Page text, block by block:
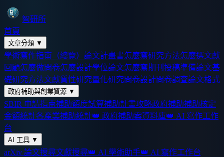
智研所
首頁
文章分類 ▼
學術寫作指南（總覽） 論文計畫書怎麼寫研究方法怎麼選文獻
回顧怎麼做問卷怎麼設計學位論文怎麼寫期刊投稿準備論文基
礎研究方法文獻質性研究量化研究問卷設計問卷調查論文格式
政府補助與創業資源 ▼
SBIR 申請指南補助額度試算補助計畫攻略政府補助補助核定
金額統計各產業補助統計👑 政府補助案資料庫👑 AI 寫作工作
台
AI 工具 ▼
arXiv 論文搜尋文獻搜尋👑 AI 學術助手👑 AI 寫作工作台